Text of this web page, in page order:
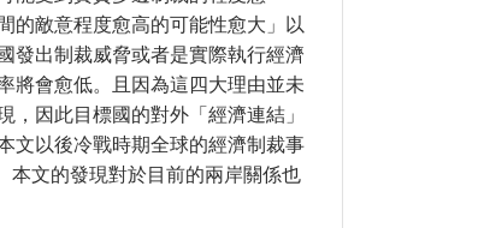
的敵意程度愈高的可能性愈大」以
發出制裁威脅或者是實際執行經濟
將會愈低。且因為這四大理由並未
因此目標國的對外「經濟連結」
文以後冷戰時期全球的經濟制裁事
文的發現對於目前的兩岸關係也